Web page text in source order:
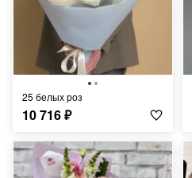
25 белых роз
10 716₽